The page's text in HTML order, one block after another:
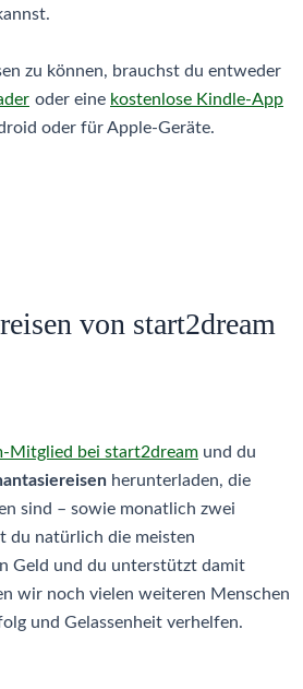
zu können, brauchst du entweder
oder eine kostenlose Kindle-App
oder für Apple-Geräte.
von start2dream
Mitglied bei start2dream und du
herunterladen, die
sind – sowie monatlich zwei
du natürlich die meisten
Geld und du unterstützt damit
wir noch vielen weiteren Menschen
und Gelassenheit verhelfen.